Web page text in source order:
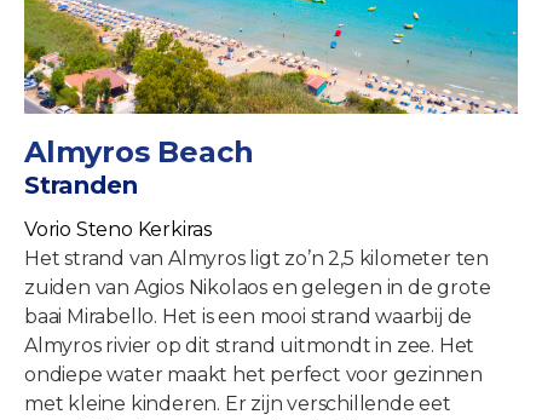
Almyros Beach
Stranden
Vorio Steno Kerkiras
Het strand van Almyros ligt zo’n 2,5 kilometer ten
zuiden van Agios Nikolaos en gelegen in de grote
baai Mirabello. Het is een mooi strand waarbij de
Almyros rivier op dit strand uitmondt in zee. Het
ondiepe water maakt het perfect voor gezinnen
met kleine kinderen. Er zijn verschillende eet